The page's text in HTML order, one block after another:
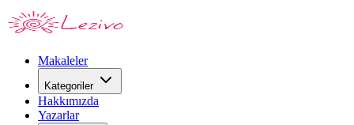
Makaleler
Kategoriler
Hakkımızda
Yazarlar